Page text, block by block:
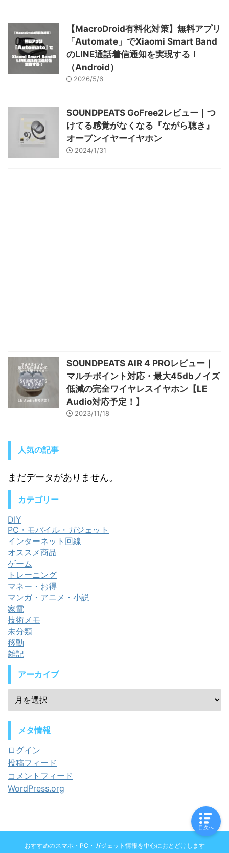
【MacroDroid有料化対策】無料アプリ
「Automate」でXiaomi Smart Band
のLINE通話着信通知を実現する！
（Android）
2026/5/6
SOUNDPEATS GoFree2レビュー｜つ
けてる感覚がなくなる『ながら聴き』
オープンイヤーイヤホン
2024/1/31
SOUNDPEATS AIR 4 PROレビュー｜
マルチポイント対応・最大45dbノイズ
低減の完全ワイヤレスイヤホン【LE
Audio対応予定！】
2023/11/18
人気の記事
まだデータがありません。
カテゴリー
DIY
PC・モバイル・ガジェット
インターネット回線
オススメ商品
ゲーム
トレーニング
マネー・お得
マンガ・アニメ・小説
家電
技術メモ
未分類
移動
雑記
アーカイブ
メタ情報
ログイン
投稿フィード
コメントフィード
WordPress.org
おすすめのスマホ・PC・ガジェット情報を中心におとどけします
目次へ